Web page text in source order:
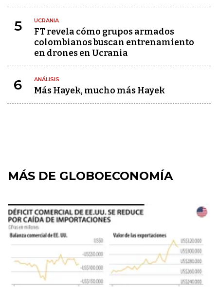
5 UCRANIA
FT revela cómo grupos armados
colombianos buscan entrenamiento
en drones en Ucrania
6 ANÁLISIS
Más Hayek, mucho más Hayek
MÁS DE GLOBOECONOMÍA